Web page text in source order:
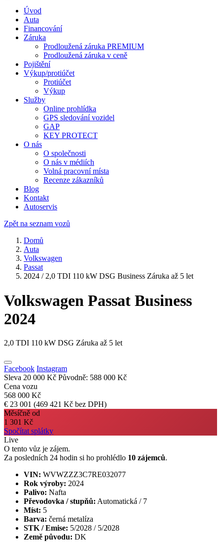
Úvod
Auta
Financování
Záruka
Prodloužená záruka PREMIUM
Prodloužená záruka v ceně
Pojištění
Výkup/protiúčet
Protiúčet
Výkup
Služby
Online prohlídka
GPS sledování vozidel
GAP
KEY PROTECT
O nás
O společnosti
O nás v médiích
Volná pracovní místa
Recenze zákazníků
Blog
Kontakt
Autoservis
Zpět na seznam vozů
Domů
Auta
Volkswagen
Passat
2024 / 2,0 TDI 110 kW DSG Business Záruka až 5 let
Volkswagen Passat Business
2024
2,0 TDI 110 kW DSG Záruka až 5 let
Facebook Instagram
Sleva 20 000 Kč Původně: 588 000 Kč
Cena vozu
568 000 Kč
€ 23 001 (469 421 Kč bez DPH)
Měsíčně od
1 301 Kč
Spočítat splátky
Live
O tento vůz je zájem.
Za posledních 24 hodin si ho prohlédlo 10 zájemců.
VIN: WVWZZZ3C7RE032077
Rok výroby: 2024
Palivo: Nafta
Převodovka / stupňů: Automatická / 7
Míst: 5
Barva: černá metalíza
STK / Emise: 5/2028 / 5/2028
Země původu: DK